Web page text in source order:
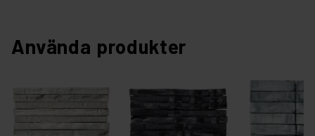
Använda produkter